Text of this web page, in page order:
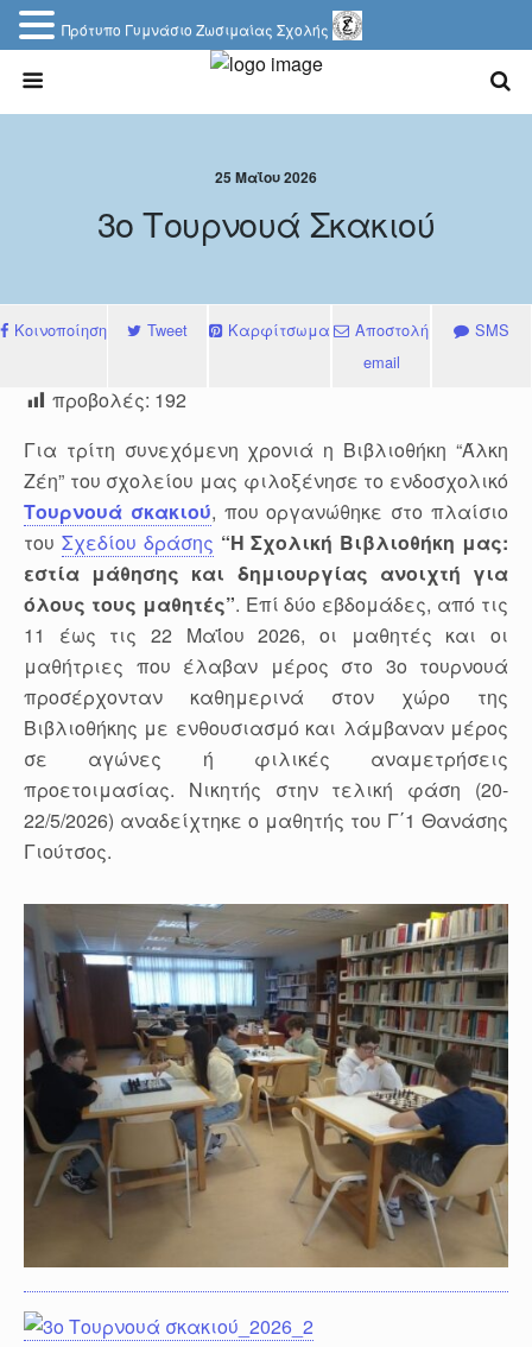
25 Μαΐου 2026
3ο Τουρνουά Σκακιού
Κοινοποίηση Tweet Καρφίτσωμα
Αποστολή
email
SMS
προβολές: 192
Για τρίτη συνεχόμενη χρονιά η Βιβλιοθήκη “Άλκη
Ζέη” του σχολείου μας φιλοξένησε το ενδοσχολικό
Τουρνουά σκακιού, που οργανώθηκε στο πλαίσιο
του Σχεδίου δράσης “Η Σχολική Βιβλιοθήκη μας:
εστία μάθησης και δημιουργίας ανοιχτή για
όλους τους μαθητές”. Επί δύο εβδομάδες, από τις
11 έως τις 22 Μαΐου 2026, οι μαθητές και οι
μαθήτριες που έλαβαν μέρος στο 3ο τουρνουά
προσέρχονταν καθημερινά στον χώρο της
Βιβλιοθήκης με ενθουσιασμό και λάμβαναν μέρος
σε αγώνες ή φιλικές αναμετρήσεις
προετοιμασίας. Νικητής στην τελική φάση (20-
22/5/2026) αναδείχτηκε ο μαθητής του Γ΄1 Θανάσης
Γιούτσος.
Πρότυπο Γυμνάσιο Ζωσιμαίας Σχολής